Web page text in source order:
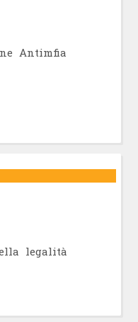
Antimfia
legalità